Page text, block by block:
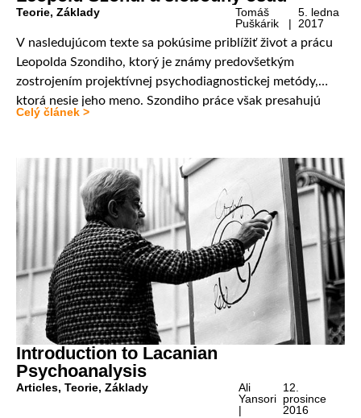
Teorie, Základy
Tomáš
Puškárik |
5. ledna
2017
V nasledujúcom texte sa pokúsime priblížiť život a prácu
Leopolda Szondiho, ktorý je známy predovšetkým
zostrojením projektívnej psychodiagnostickej metódy,
ktorá nesie jeho meno. Szondiho práce však presahujú
túto metódu a dotýkajú sa aj oblasti psychoterapie – na
psychoanalýzy. V texte sa dotýkame Szondiho základných
pojmov a myšlienok, […]
Celý článek >
Introduction to Lacanian
Psychoanalysis
Articles, Teorie, Základy
Ali
Yansori
|
12.
prosince
2016